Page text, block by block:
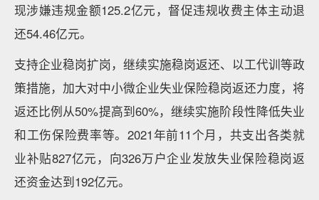
现涉嫌违规金额125.2亿元，督促违规收费主体主动退
还54.46亿元。
支持企业稳岗扩岗，继续实施稳岗返还、以工代训等政
策措施，加大对中小微企业失业保险稳岗返还力度，将
返还比例从50%提高到60%，继续实施阶段性降低失业
和工伤保险费率等。2021年前11个月，共支出各类就
业补贴827亿元，向326万户企业发放失业保险稳岗返
还资金达到192亿元。